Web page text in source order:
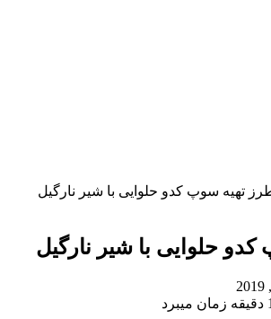
تهیه سوپ کدو حلوایی با شیر نارگیل
حلوایی با شیر نارگیل